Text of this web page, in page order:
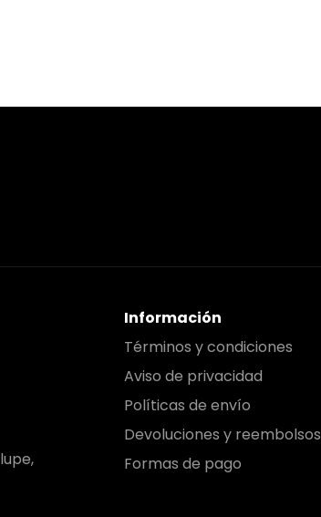
Información
Términos y condiciones
Aviso de privacidad
Políticas de envío
Devoluciones y reembolsos
Formas de pago